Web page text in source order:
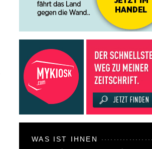
WAS IST IHNEN